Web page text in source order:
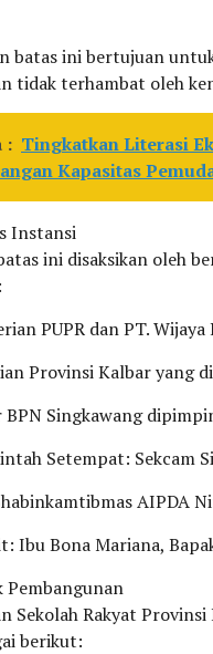
batas ini bertujuan
tidak terhambat oleh
: Tingkatkan Literasi
Kapasitas
Instansi
ini disaksikan oleh
PUPR dan PT.
Provinsi Kalbar yang
BPN Singkawang
Setempat: Sekcam
AIPDA
Ibu Bona Mariana,
Pembangunan
Sekolah Rakyat
berikut: